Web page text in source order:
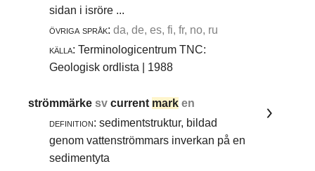
sidan i isröre ...
övriga språk: da, de, es, fi, fr, no, ru
källa: Terminologicentrum TNC:
Geologisk ordlista | 1988
strömmärkesvcurrent mark en
definition: sedimentstruktur, bildad
genom vattenströmmars inverkan på en
sedimentyta